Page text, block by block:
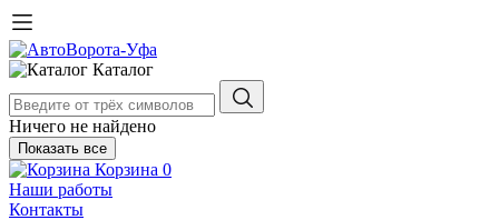
Каталог
Ничего не найдено
Показать все
Корзина 0
Наши работы
Контакты